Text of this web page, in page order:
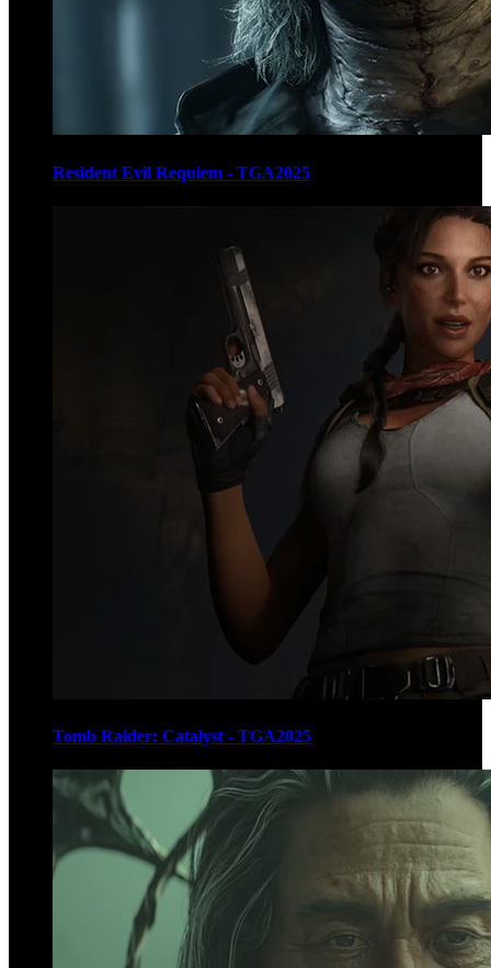
Resident Evil Requiem - TGA2025
Tomb Raider: Catalyst - TGA2025